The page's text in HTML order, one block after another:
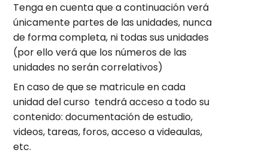
Tenga en cuenta que a continuación verá
únicamente partes de las unidades, nunca
de forma completa, ni todas sus unidades
(por ello verá que los números de las
unidades no serán correlativos)
En caso de que se matricule en cada
unidad del curso tendrá acceso a todo su
contenido: documentación de estudio,
videos, tareas, foros, acceso a videaulas,
etc.